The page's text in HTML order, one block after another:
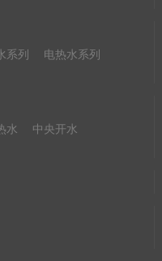
系列
电热水系列
水
中央开水